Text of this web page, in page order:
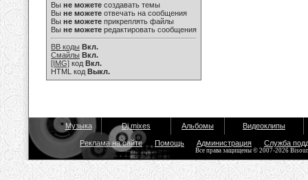
Вы не можете создавать темы
Вы не можете отвечать на сообщения
Вы не можете прикреплять файлы
Вы не можете редактировать сообщения
BB коды Вкл.
Смайлы Вкл.
[IMG] код Вкл.
HTML код Выкл.
Музыка Dj mixes Альбомы Видеоклипы
Реклама на сайте Помощь Администрация Служба
Все права защищены © 2007-2026